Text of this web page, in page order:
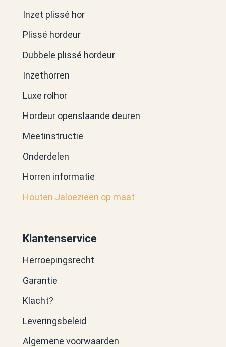
Inzet plissé hor
Plissé hordeur
Dubbele plissé hordeur
Inzethorren
Luxe rolhor
Hordeur openslaande deuren
Meetinstructie
Onderdelen
Horren informatie
Houten Jaloezieën op maat
Klantenservice
Herroepingsrecht
Garantie
Klacht?
Leveringsbeleid
Algemene voorwaarden